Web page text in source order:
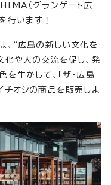
（グランゲート広
行います！
“広島の新しい文化を
化や人の交流を促し、発
生かして、「ザ・広島
チオシの商品を販売しま